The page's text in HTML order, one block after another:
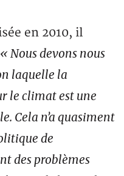
en 2010, il
« Nous devons nous
laquelle la
le climat est une
Cela n’a quasiment
de
des problèmes